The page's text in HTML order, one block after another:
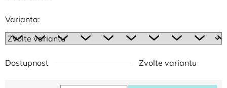
Varianta:
Dostupnost Zvolte variantu